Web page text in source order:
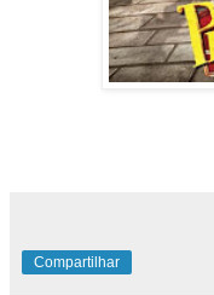
Compartilhar